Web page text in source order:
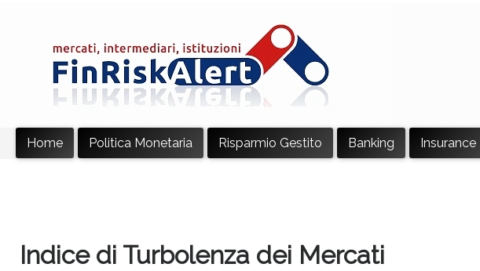
Home Politica Monetaria Risparmio Gestito Banking Insurance
Indice di Turbolenza dei Mercati